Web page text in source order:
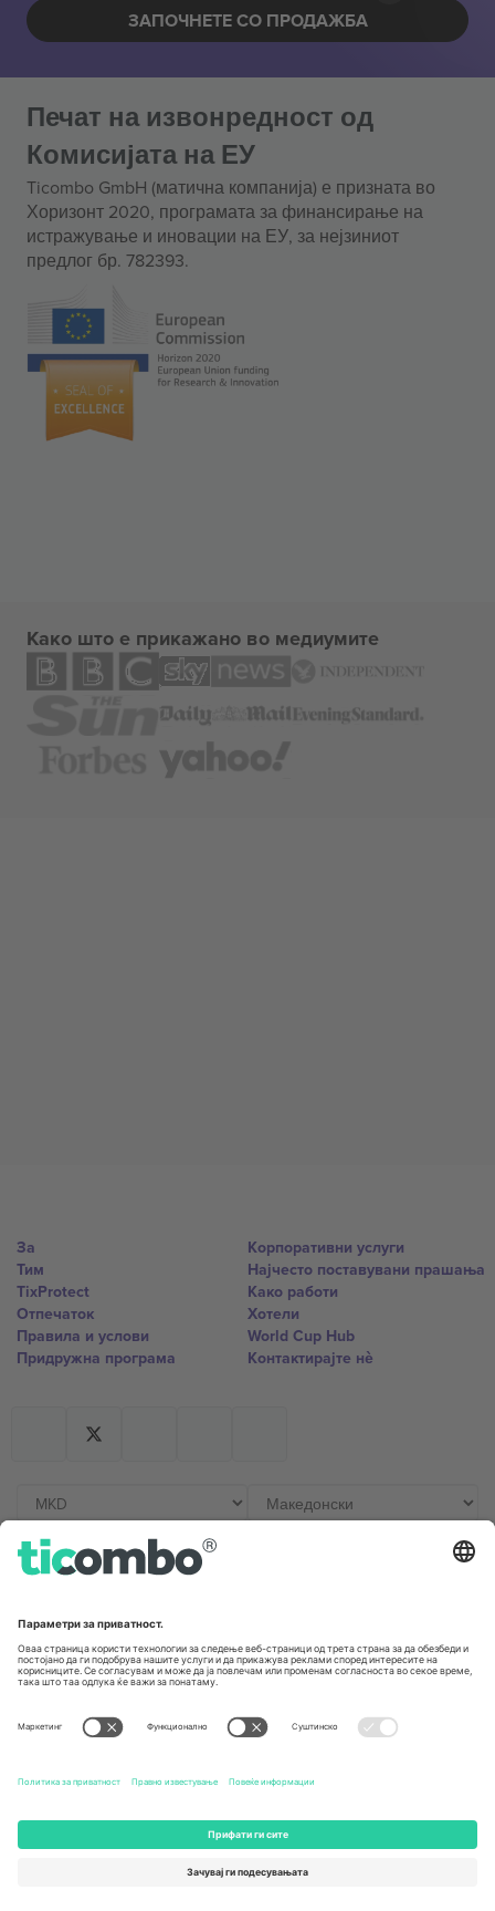
ЗАПОЧНЕТЕ СО ПРОДАЖБА
Печат на извонредност од
Комисијата на ЕУ
Ticombo GmbH (матична компанија) е призната во
Хоризонт 2020, програмата за финансирање на
истражување и иновации на ЕУ, за нејзиниот
предлог бр. 782393.
Како што е прикажано во медиумите
За
Тим
TixProtect
Отпечаток
Правила и услови
Придружна програма
Корпоративни услуги
Најчесто поставувани прашања
Како работи
Хотели
World Cup Hub
Контактирајте нѐ
Канцеларии и поддршка
Germany
Unter den Linden 24, 10117
Berlin, Germany
167 City Road, London, Greater
131 Continental Dr, Suite 305,
Dorfstrasse 52a, 6390
United Arab Emirates